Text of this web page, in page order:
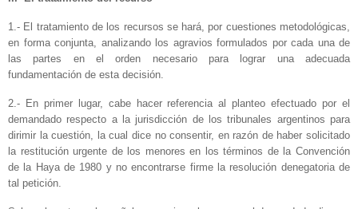
1.- El tratamiento de los recursos se hará, por cuestiones metodológicas,
en forma conjunta, analizando los agravios formulados por cada una de
las partes en el orden necesario para lograr una adecuada
fundamentación de esta decisión.
2.- En primer lugar, cabe hacer referencia al planteo efectuado por el
demandado respecto a la jurisdicción de los tribunales argentinos para
dirimir la cuestión, la cual dice no consentir, en razón de haber solicitado
la restitución urgente de los menores en los términos de la Convención
de la Haya de 1980 y no encontrarse firme la resolución denegatoria de
tal petición.